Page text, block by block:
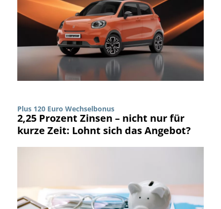
Plus 120 Euro Wechselbonus
2,25 Prozent Zinsen – nicht nur für
kurze Zeit: Lohnt sich das Angebot?